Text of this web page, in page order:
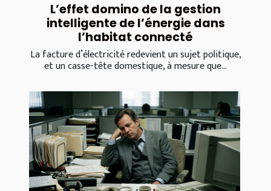
L’effet domino de la gestion
intelligente de l’énergie dans
l’habitat connecté
La facture d’électricité redevient un sujet politique,
et un casse-tête domestique, à mesure que...